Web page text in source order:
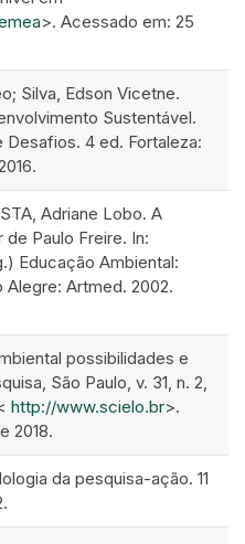
>. Acessado em: 25
Silva, Edson Vicetne.
Sustentável.
4 ed. Fortaleza:
Adriane Lobo. A
Paulo Freire. In:
Educação Ambiental:
Alegre: Artmed. 2002.
possibilidades e
São Paulo, v. 31, n. 2,
http://www.scielo.br>.
2018.
da pesquisa-ação. 11